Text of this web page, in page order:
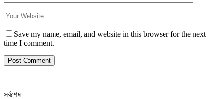
Save my name, email, and website in this browser for the next
time I comment.
সর্বশেষ